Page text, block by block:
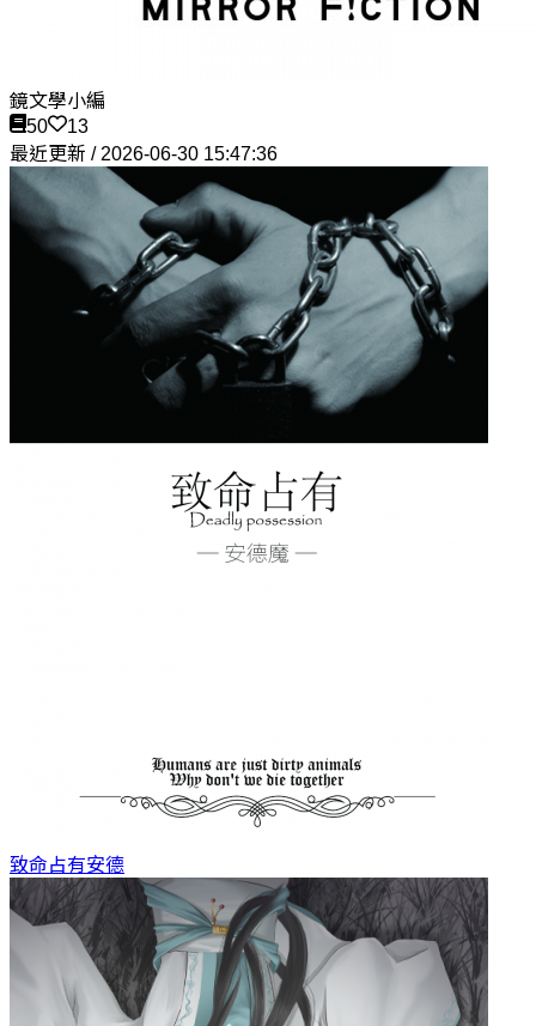
鏡文學小編
50
13
最近更新 / 2026-06-30 15:47:36
致命占有安德